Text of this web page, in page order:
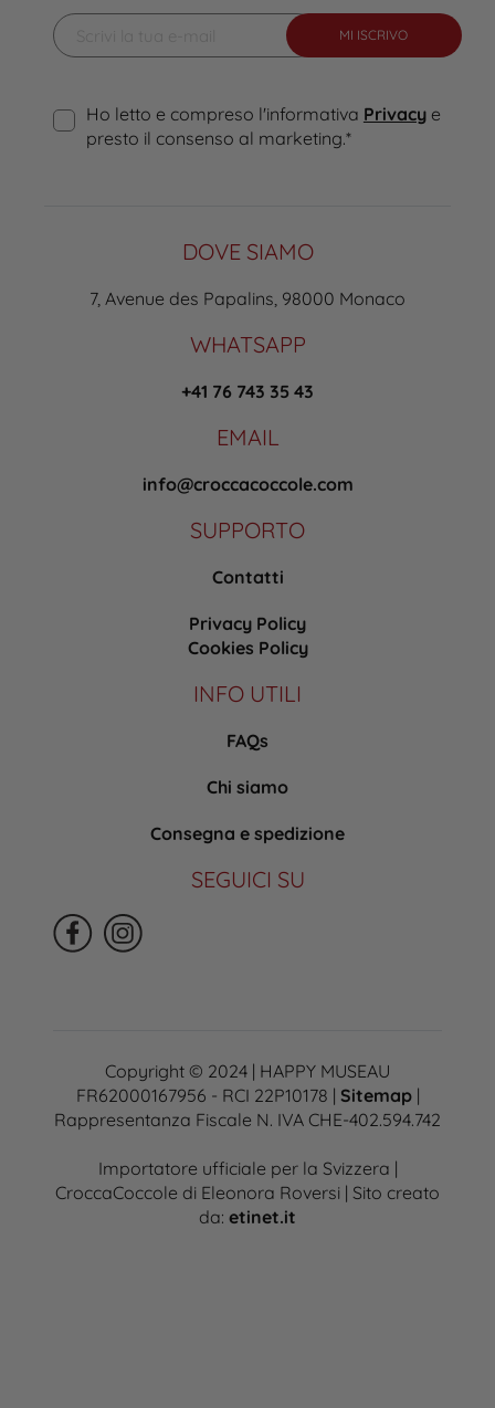
MI ISCRIVO
Ho letto e compreso l'informativa Privacye
presto il consenso al marketing.*
DOVE SIAMO
7, Avenue des Papalins, 98000 Monaco
WHATSAPP
+41 76 743 35 43
EMAIL
info@croccacoccole.com
SUPPORTO
Contatti
Privacy Policy
Cookies Policy
INFO UTILI
FAQs
Chi siamo
Consegna e spedizione
SEGUICI SU
Copyright © 2024 | HAPPY MUSEAU
FR62000167956 - RCI 22P10178 | Sitemap|
Rappresentanza Fiscale N. IVA CHE-402.594.742
Importatore ufficiale per la Svizzera |
CroccaCoccole di Eleonora Roversi | Sito creato
da: etinet.it